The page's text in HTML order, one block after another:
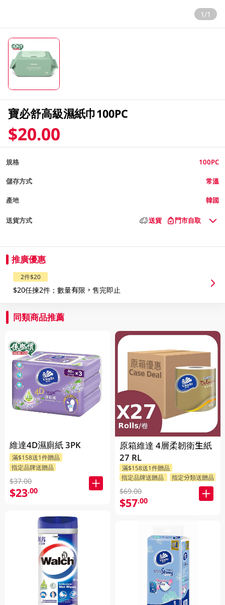
1/1
寶必舒高級濕紙巾100PC
$20.00
規格 100PC
儲存方式 常溫
產地 韓國
送貨方式 送貨 門市自取
推廣優惠
2件$20
$20任揀2件；數量有限，售完即止
同類商品推薦
維達4D濕廁紙 3PK
滿$158送1件贈品
指定品牌送贈品
$37.00
$23.00
原箱維達 4層柔韌衛生紙
27 RL
滿$158送1件贈品
指定品牌送贈品
指定分類送贈品
$69.00
$57.00